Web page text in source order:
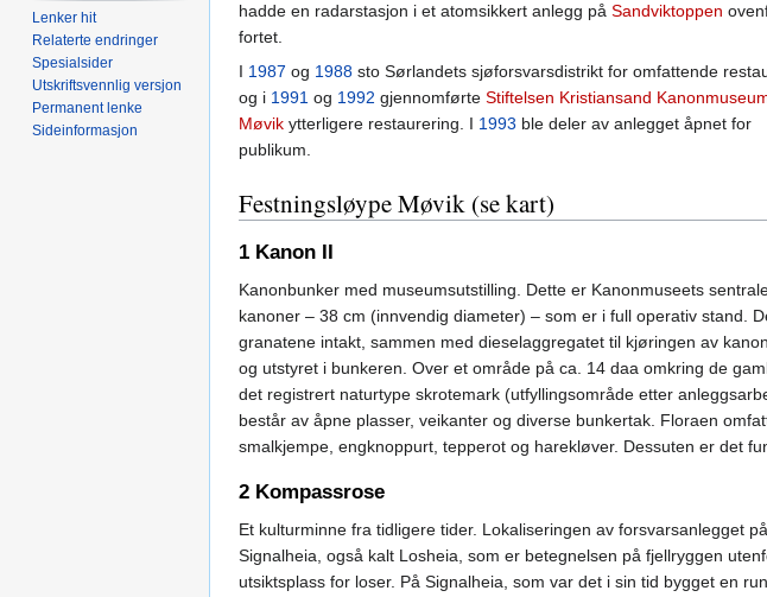
hadde en radarstasjon i et atomsikkert anlegg på Sandviktoppen
fortet.
I 1987 og 1988 sto Sørlandets sjøforsvarsdistrikt for omfattende
og i 1991 og 1992 gjennomførte Stiftelsen Kristiansand
Møvik ytterligere restaurering. I 1993 ble deler av anlegget åpnet for
publikum.
Festningsløype Møvik (se kart)
1 Kanon II
Kanonbunker med museumsutstilling. Dette er Kanonmuseets
kanoner – 38 cm (innvendig diameter) – som er i full operativ stand.
granatene intakt, sammen med dieselaggregatet til kjøringen av
og utstyret i bunkeren. Over et område på ca. 14 daa omkring de
det registrert naturtype skrotemark (utfyllingsområde etter
består av åpne plasser, veikanter og diverse bunkertak. Floraen
smalkjempe, engknoppurt, tepperot og harekløver. Dessuten er det
2 Kompassrose
Et kulturminne fra tidligere tider. Lokaliseringen av forsvarsanlegget
Signalheia, også kalt Losheia, som er betegnelsen på fjellryggen
utsiktsplass for loser. På Signalheia, som var det i sin tid bygget en
Lenker hit
Relaterte endringer
Spesialsider
Utskriftsvennlig versjon
Permanent lenke
Sideinformasjon